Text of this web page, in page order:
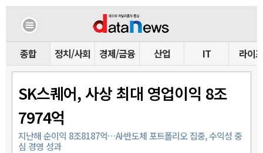
종합 정치/사회 경제/금융 산업 IT 라이프
SK스퀘어, 사상 최대 영업이익 8조
7974억
지난해 순이익 8조8187억…AI·반도체 포트폴리오 집중, 수익성 중
심 경영 성과